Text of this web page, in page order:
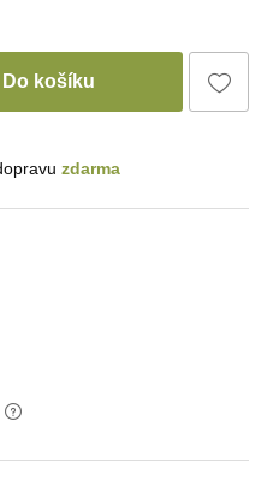
Do košíku
zdarma